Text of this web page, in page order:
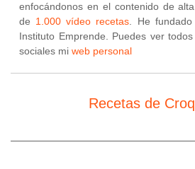
enfocándonos en el contenido de
de 1.000 vídeo recetas. He fundado
Instituto Emprende. Puedes ver
sociales mi web personal
Recetas de